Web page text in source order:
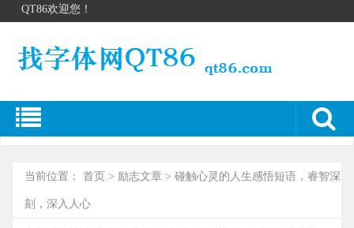
QT86欢迎您！
当前位置： 首页 > 励志文章 > 碰触心灵的人生感悟短语，睿智深
刻，深入人心